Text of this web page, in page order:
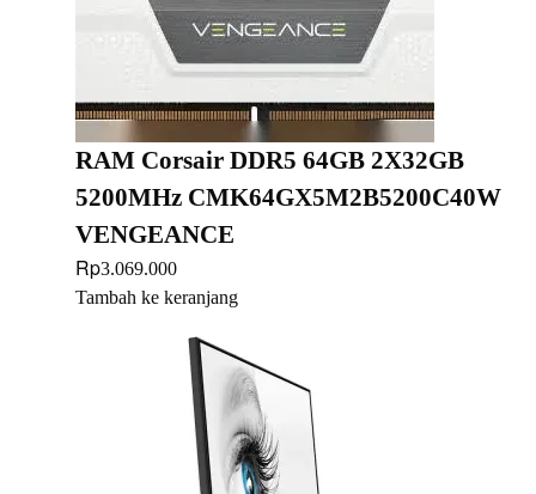
RAM Corsair DDR5 64GB 2X32GB
5200MHz CMK64GX5M2B5200C40W
VENGEANCE
Rp3.069.000
Tambah ke keranjang